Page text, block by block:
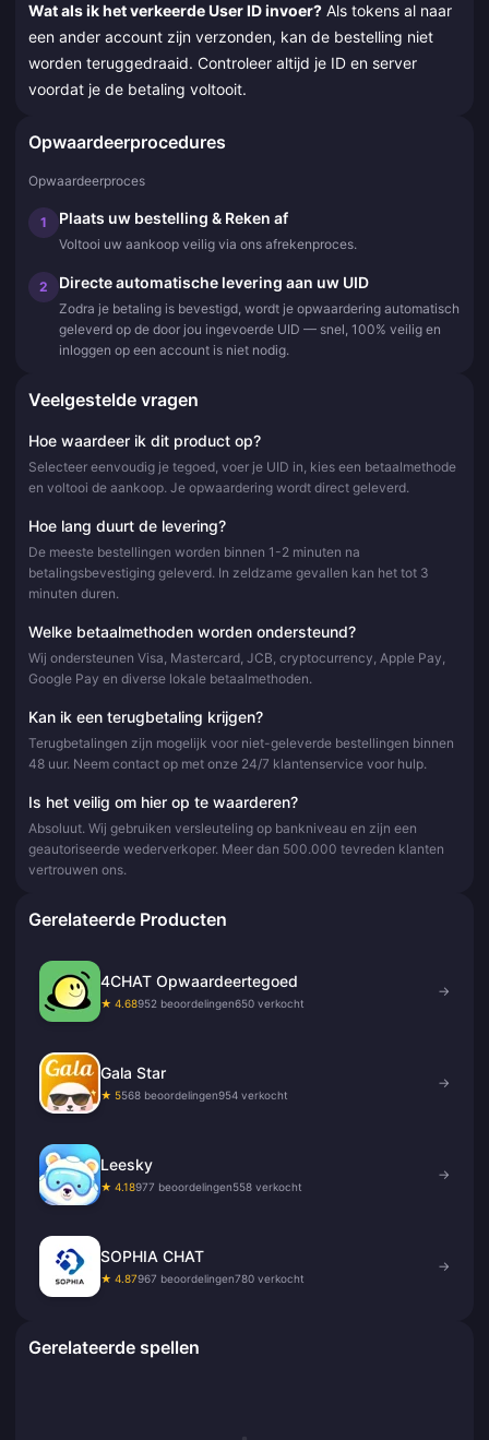
Wat als ik het verkeerde User ID invoer? Als tokens al naar
een ander account zijn verzonden, kan de bestelling niet
worden teruggedraaid. Controleer altijd je ID en server
voordat je de betaling voltooit.
Opwaardeerprocedures
Opwaardeerproces
1 Plaats uw bestelling & Reken af
Voltooi uw aankoop veilig via ons afrekenproces.
2 Directe automatische levering aan uw UID
Zodra je betaling is bevestigd, wordt je opwaardering automatisch
geleverd op de door jou ingevoerde UID — snel, 100% veilig en
inloggen op een account is niet nodig.
Veelgestelde vragen
Hoe waardeer ik dit product op?
Selecteer eenvoudig je tegoed, voer je UID in, kies een betaalmethode
en voltooi de aankoop. Je opwaardering wordt direct geleverd.
Hoe lang duurt de levering?
De meeste bestellingen worden binnen 1-2 minuten na
betalingsbevestiging geleverd. In zeldzame gevallen kan het tot 3
minuten duren.
Welke betaalmethoden worden ondersteund?
Wij ondersteunen Visa, Mastercard, JCB, cryptocurrency, Apple Pay,
Google Pay en diverse lokale betaalmethoden.
Kan ik een terugbetaling krijgen?
Terugbetalingen zijn mogelijk voor niet-geleverde bestellingen binnen
48 uur. Neem contact op met onze 24/7 klantenservice voor hulp.
Is het veilig om hier op te waarderen?
Absoluut. Wij gebruiken versleuteling op bankniveau en zijn een
geautoriseerde wederverkoper. Meer dan 500.000 tevreden klanten
vertrouwen ons.
Gerelateerde Producten
4CHAT Opwaardeertegoed
★ 4.68952 beoordelingen650 verkocht
→
Gala Star
★ 5568 beoordelingen954 verkocht
→
Leesky
★ 4.18977 beoordelingen558 verkocht
→
SOPHIA CHAT
★ 4.87967 beoordelingen780 verkocht
→
Gerelateerde spellen